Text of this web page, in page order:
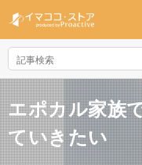
エポカル家族
ていきたい